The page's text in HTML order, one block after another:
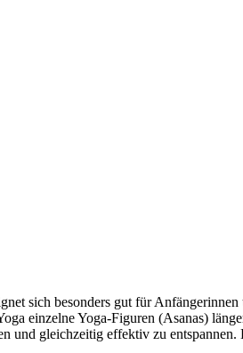
sich besonders gut für
einzelne Yoga-Figuren (Asanas)
gleichzeitig effektiv zu entspannen.